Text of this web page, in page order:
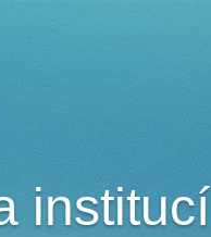
institucí